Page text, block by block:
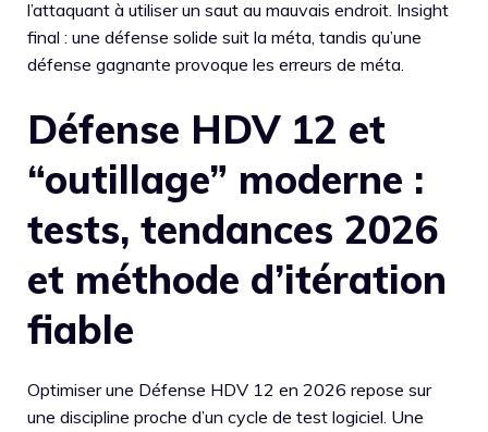
l’attaquant à utiliser un saut au mauvais endroit. Insight
final : une défense solide suit la méta, tandis qu’une
défense gagnante provoque les erreurs de méta.
Défense HDV 12 et
“outillage” moderne :
tests, tendances 2026
et méthode d’itération
fiable
Optimiser une Défense HDV 12 en 2026 repose sur
une discipline proche d’un cycle de test logiciel. Une